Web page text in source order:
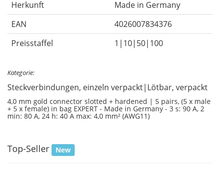
Herkunft
Made in Germany
EAN
4026007834376
Preisstaffel
1|10|50|100
Kategorie:
Steckverbindungen, einzeln verpackt|Lötbar, verpackt
4,0 mm gold connector slotted + hardened | 5 pairs, (5 x male
+ 5 x female) in bag EXPERT - Made in Germany - 3 s: 90 A, 2
min: 80 A, 24 h: 40 A max: 4,0 mm² (AWG11)
Top-Seller New